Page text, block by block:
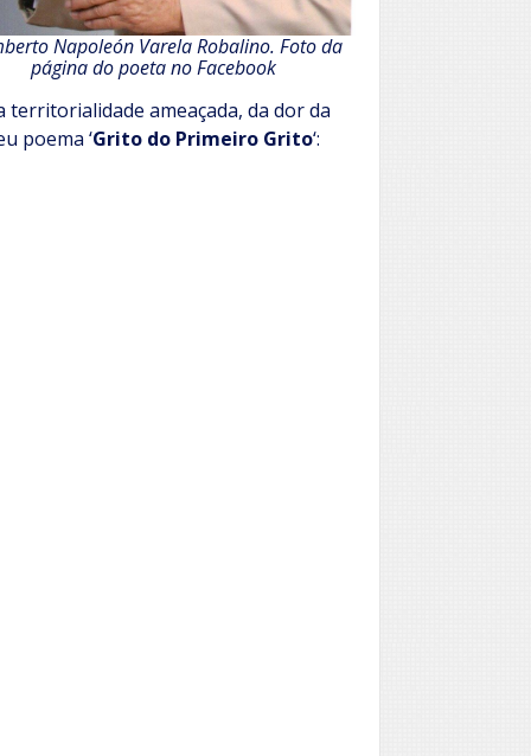
Napoleón Varela Robalino. Foto da
página do poeta no Facebook
ameaçada, da dor da
poema ‘Grito do Primeiro Grito‘: